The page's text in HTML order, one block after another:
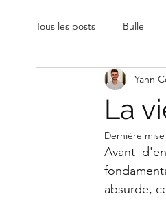
Tous les posts Bulle
La
Yann
Dernière
Avant
absurde,